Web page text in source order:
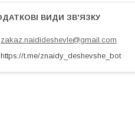
zakaz.naidideshevle@gmail.com
https://t.me/znaidy_deshevshe_bot